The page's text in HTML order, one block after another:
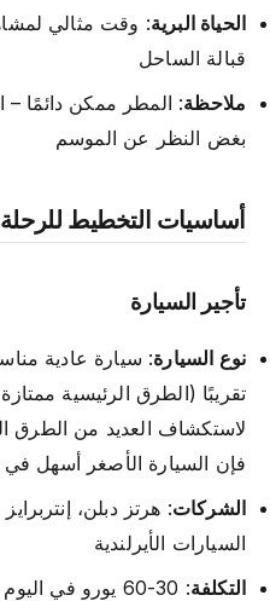
الحياة البرية: وقت مثالي
قبالة الساحل
ملاحظة: المطر ممكن دائمًا –
بغض النظر عن الموسم
أساسيات التخطيط للرحلة
تأجير السيارة
نوع السيارة: سيارة عادية
تقريبًا (الطرق الرئيسية
لاستكشاف العديد من الطرق
فإن السيارة الأصغر أسهل في
الشركات: هرتز دبلن،
السيارات الأيرلندية
التكلفة